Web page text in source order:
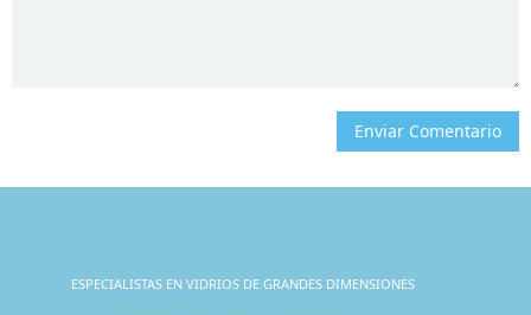
Enviar Comentario
ESPECIALISTAS EN VIDRIOS DE GRANDES DIMENSIONES